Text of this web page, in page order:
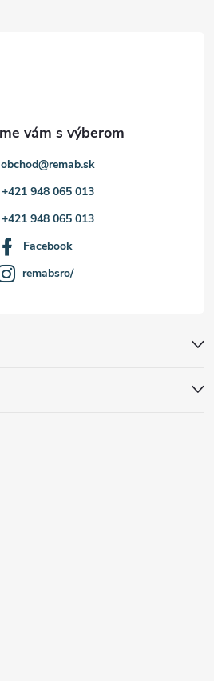
obchod@remab.sk
+421 948 065 013
+421 948 065 013
Facebook
remabsro/